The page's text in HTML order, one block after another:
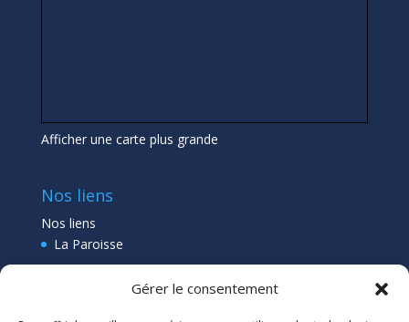
Gérer le consentement
Afficher une carte plus grande
Nos liens
Nos liens
La Paroisse
Ecole Pléneuf Val André–Erquy – Planguenoual